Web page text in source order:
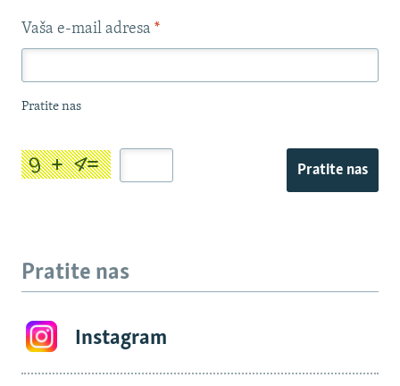
Vaša e-mail adresa *
Pratite nas
Pratite nas
Pratite nas
Instagram